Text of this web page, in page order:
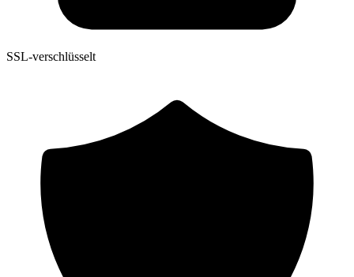
SSL-verschlüsselt